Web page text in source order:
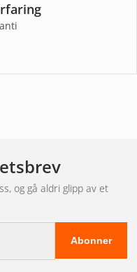
og gå aldri glipp av et
Abonner